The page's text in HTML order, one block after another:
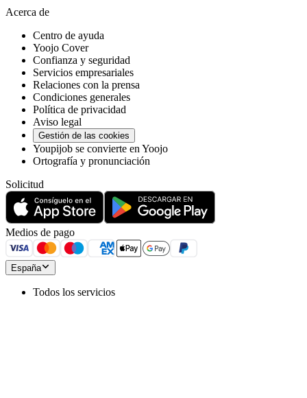
Acerca de
Centro de ayuda
Yoojo Cover
Confianza y seguridad
Servicios empresariales
Relaciones con la prensa
Condiciones generales
Política de privacidad
Aviso legal
Gestión de las cookies
Youpijob se convierte en Yoojo
Ortografía y pronunciación
Solicitud
Medios de pago
España
Todos los servicios